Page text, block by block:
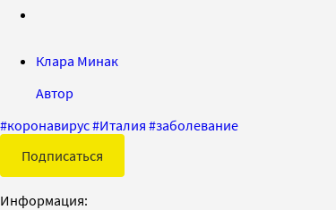
Клара Минак
Автор
#коронавирус#Италия #заболевание
Подписаться
Информация: